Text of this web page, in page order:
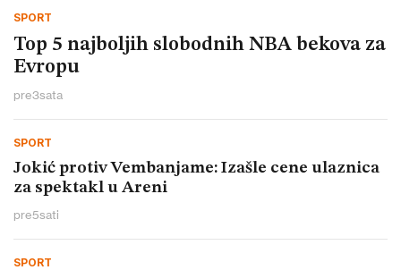
SPORT
Top 5 najboljih slobodnih NBA bekova za
Evropu
pre3sata
SPORT
Jokić protiv Vembanjame: Izašle cene ulaznica
za spektakl u Areni
pre5sati
SPORT